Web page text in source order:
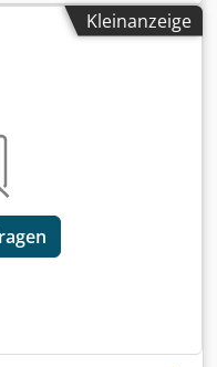
einsatzbereit
Kleinanzeige